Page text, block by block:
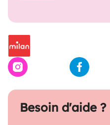
Besoin d'aide ?